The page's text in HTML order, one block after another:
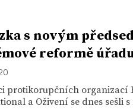
s novým
reformě
protikorupčních organizací
a Oživení se dnes sešli